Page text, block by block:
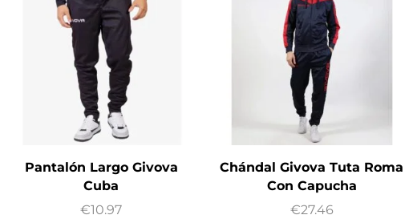
Pantalón Largo Givova
Cuba
€10.97
Chándal Givova Tuta Roma
Con Capucha
€27.46